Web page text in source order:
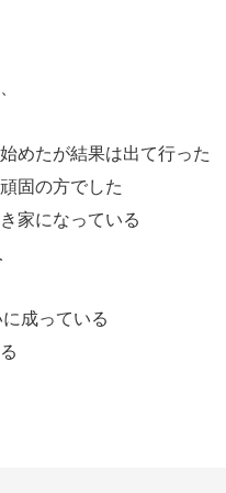
めたが結果は出て行った
固の方でした
家になっている
成っている